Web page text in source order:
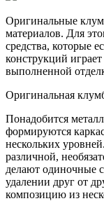
Оригинальные
материалов. Для
средства, которые
конструкций
выполненной
Оригинальная
Понадобится
формируются
нескольких
различной,
делают одиночные
удалении друг от
композицию из